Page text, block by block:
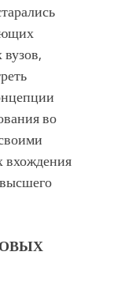
во
вхождения